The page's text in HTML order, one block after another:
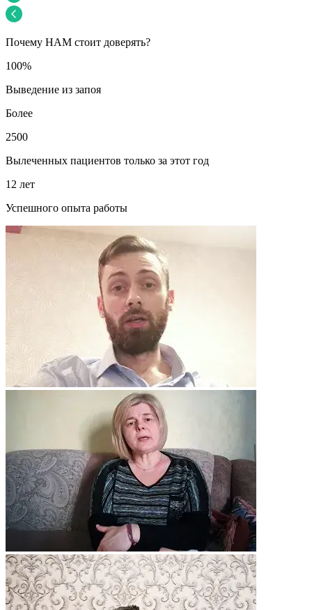
Почему НАМ стоит доверять?
100%
Выведение из запоя
Более
2500
Вылеченных пациентов только за этот год
12 лет
Успешного опыта работы